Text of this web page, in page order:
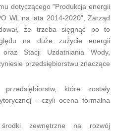
dotyczącego ”Produkcja energii
WL na lata 2014-2020", Zarząd
że trzeba sięgnąć po to
na duże zużycie energii
Stacji Uzdatniania Wody,
przedsiębiorstwu znaczące
które zostały
- czyli ocena formalna
zewnętrzne na rozwój